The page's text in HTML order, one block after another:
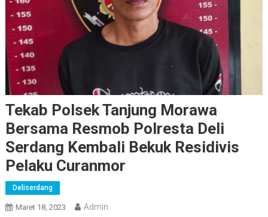
Tekab Polsek Tanjung Morawa
Bersama Resmob Polresta Deli
Serdang Kembali Bekuk Residivis
Pelaku Curanmor
Deliserdang
Maret 18, 2023 Admin